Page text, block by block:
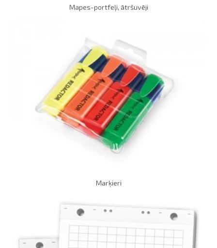
Mapes-portfeļi, ātršuvēji
Marķieri